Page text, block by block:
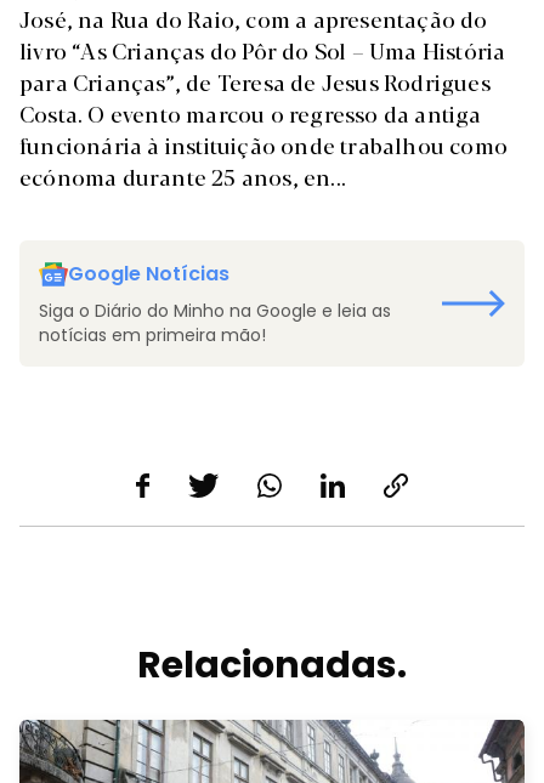
José, na Rua do Raio, com a apresentação do
livro “As Crianças do Pôr do Sol – Uma História
para Crianças”, de Teresa de Jesus Rodrigues
Costa. O evento marcou o regresso da antiga
funcionária à instituição onde trabalhou como
ecónoma durante 25 anos, en...
Google Notícias
Siga o Diário do Minho na Google e leia as
notícias em primeira mão!
Relacionadas.